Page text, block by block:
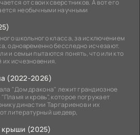
от своих сверстников. А вот его
необычными научными
школьного класса, за исключением
одновременно бесследно исчезают.
и семьи пытаются понять, что или кто
их исчезновения.
(2022-2026)
"Дом дракона" лежит грандиозное
и кровь", которое погружает
династии Таргариенов и их
литературный шедевр,
крыши (2025)